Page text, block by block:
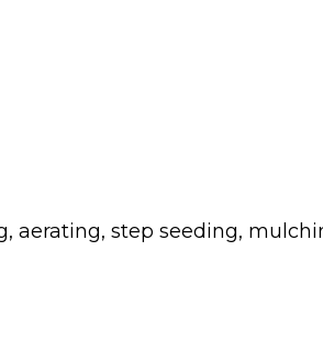
step seeding,